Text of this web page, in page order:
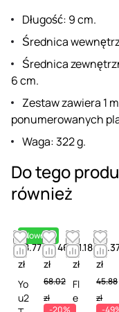
Długość: 9 cm.
Średnica
Średnica
6 cm.
Zestaw zawiera 1
ponumerowanych
Waga: 322 g.
Do tego
również
Nowość
48.77
zł
Yo
u2
54.46
zł
68.02
zł
-20%
81.18
zł
Fl
e
zł
45.88
zł
-